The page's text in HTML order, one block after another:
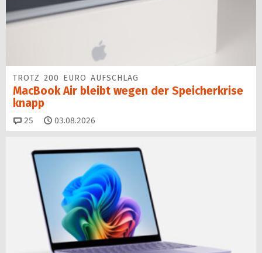
TROTZ 200 EURO AUFSCHLAG
MacBook Air bleibt wegen der Speicherkrise
knapp
25 Kommentare
03.08.2026